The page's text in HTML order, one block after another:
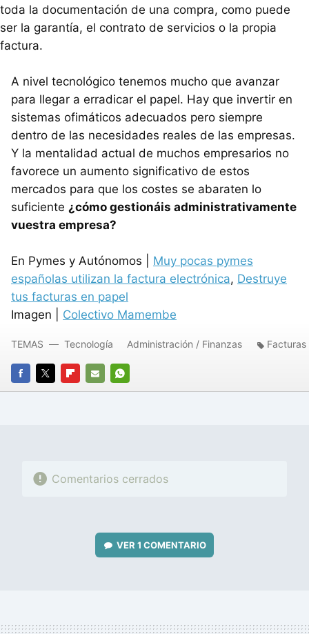
toda la documentación de una compra, como puede
ser la garantía, el contrato de servicios o la propia
factura.
A nivel tecnológico tenemos mucho que avanzar
para llegar a erradicar el papel. Hay que invertir en
sistemas ofimáticos adecuados pero siempre
dentro de las necesidades reales de las empresas.
Y la mentalidad actual de muchos empresarios no
favorece un aumento significativo de estos
mercados para que los costes se abaraten lo
suficiente ¿cómo gestionáis administrativamente
vuestra empresa?
En Pymes y Autónomos | Muy pocas pymes
españolas utilizan la factura electrónica, Destruye
tus facturas en papel
Imagen | Colectivo Mamembe
FACEBOOK
TWITTERFLIPBOARD
E-
WHATSAPP
TEMAS Tecnología Administración / Finanzas Facturas
Comentarios cerrados
VER 1 COMENTARIO